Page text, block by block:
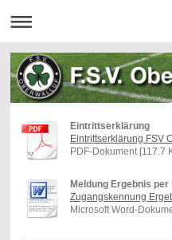
Eintrittserklärung
Eintrittserklärung FSV
PDF-Dokument [117.7
Meldung Ergebnis per
Zugangskennung
Microsoft Word-